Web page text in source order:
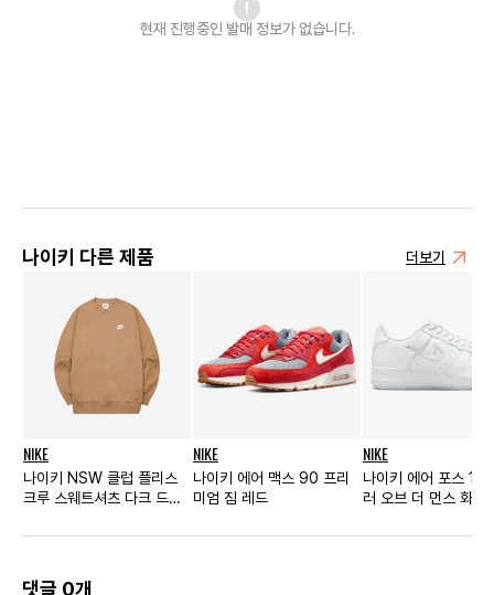
현재 진행중인 발매 정보가 없습니다.
나이키 다른 제품 더보기
NIKE
나이키 NSW 클럽 플리스
크루 스웨트셔츠 다크 드리
NIKE
나이키 에어 맥스 90 프리
미엄 짐 레드
NIKE
나이키 에어 포스 1
러 오브 더 먼스 화이
댓글 0개